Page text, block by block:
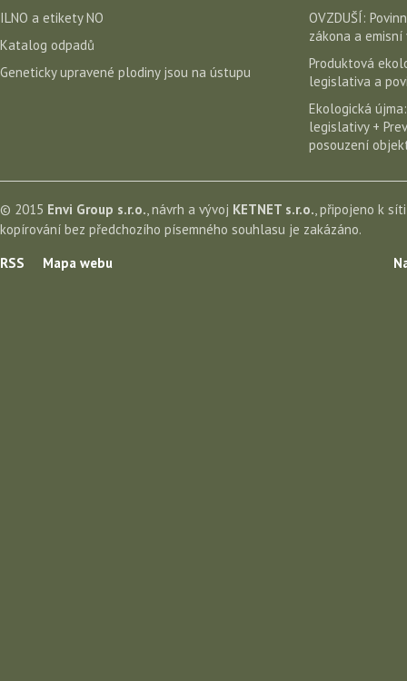
ILNO a etikety NO
Katalog odpadů
Geneticky upravené plodiny jsou na ústupu
OVZDUŠÍ:
zákona a emisní
Produktová
legislativa a
Ekologická
legislativy +
posouzení
© 2015 Envi Group s.r.o., návrh a vývoj KETNET s.r.o., připojeno k
kopírování bez předchozího písemného souhlasu je zakázáno.
RSS
Mapa webu